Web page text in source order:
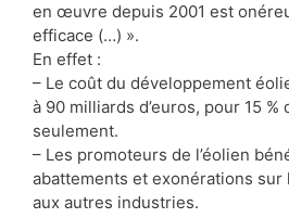
en œuvre depuis 2001 est
efficace (…) ».
En effet :
– Le coût du développement
à 90 milliards d’euros, pour 15 %
seulement.
– Les promoteurs de l’éolien
abattements et exonérations sur
aux autres industries.